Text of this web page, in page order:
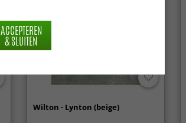
Wilton - Lynton (beige)
ACCEPTEREN
& SLUITEN